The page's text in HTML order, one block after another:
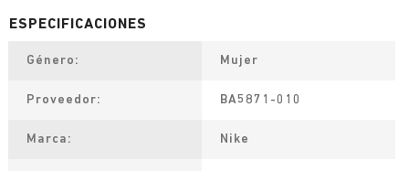
Género Mujer
Proveedor BA5871-010
Marca Nike